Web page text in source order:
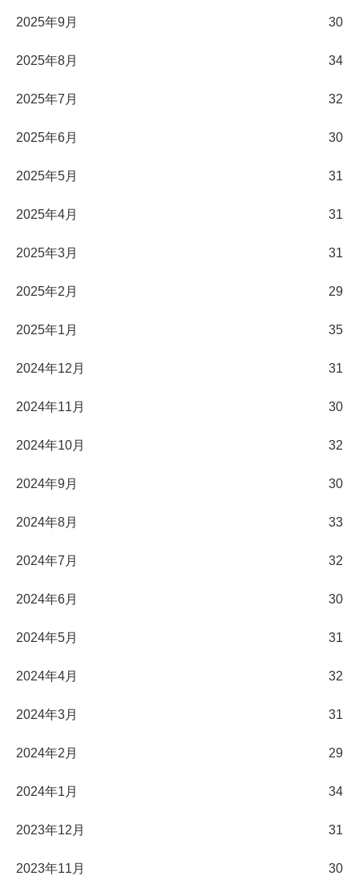
2025年9月 30
2025年8月 34
2025年7月 32
2025年6月 30
2025年5月 31
2025年4月 31
2025年3月 31
2025年2月 29
2025年1月 35
2024年12月 31
2024年11月 30
2024年10月 32
2024年9月 30
2024年8月 33
2024年7月 32
2024年6月 30
2024年5月 31
2024年4月 32
2024年3月 31
2024年2月 29
2024年1月 34
2023年12月 31
2023年11月 30